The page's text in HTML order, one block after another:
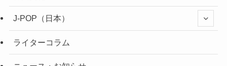
J-POP（日本）
ライターコラム